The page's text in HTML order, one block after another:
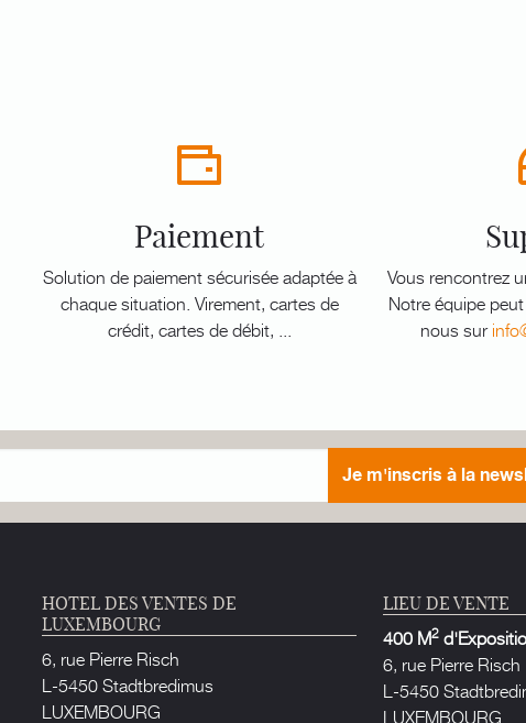
Paiement
Solution de paiement sécurisée adaptée à
chaque situation. Virement, cartes de
crédit, cartes de débit, ...
Vous rencontrez
Notre équipe
nous sur
Je m'inscris à la
HOTEL DES VENTES DE
LUXEMBOURG
6, rue Pierre Risch
L-5450 Stadtbredimus
LUXEMBOURG
LIEU DE VENTE
400 M2
6, rue Pierre Risch
L-5450
LUXEMBOURG